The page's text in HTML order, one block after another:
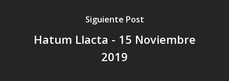
Siguiente Post
Hatum Llacta - 15 Noviembre
2019